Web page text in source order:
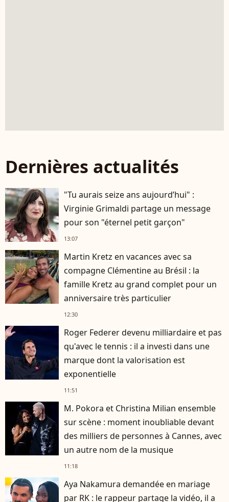
Dernières actualités
"Tu aurais seize ans aujourd’hui" :
Virginie Grimaldi partage un message
pour son "éternel petit garçon"
13:07
Martin Kretz en vacances avec sa
compagne Clémentine au Brésil : la
famille Kretz au grand complet pour un
anniversaire très particulier
12:30
Roger Federer devenu milliardaire et pas
qu'avec le tennis : il a investi dans une
marque dont la valorisation est
exponentielle
11:51
M. Pokora et Christina Milian ensemble
sur scène : moment inoubliable devant
des milliers de personnes à Cannes, avec
un autre nom de la musique
11:18
Aya Nakamura demandée en mariage
par RK : le rappeur partage la vidéo, il a